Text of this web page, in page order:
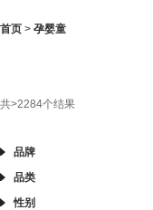
首页 > 孕婴童
共>2284个结果
品牌
品类
性别